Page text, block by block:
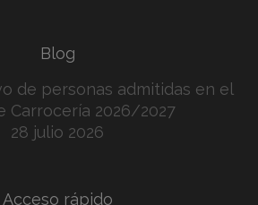
Blog
de personas admitidas en el
Carrocería 2026/2027
28 julio 2026
Acceso rápido